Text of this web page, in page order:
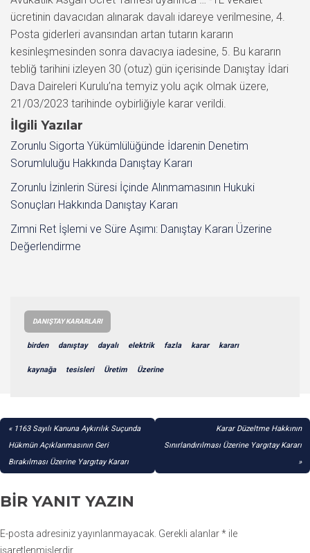
İlgili Yazılar
Zorunlu Sigorta Yükümlülüğünde İdarenin Denetim
Sorumluluğu Hakkında Danıştay Kararı
Zorunlu İzinlerin Süresi İçinde Alınmamasının Hukuki
Sonuçları Hakkında Danıştay Kararı
Zımni Ret İşlemi ve Süre Aşımı: Danıştay Kararı Üzerine
Değerlendirme
DANIŞTAY KARARLARI
birden danıştay dayalı elektrik fazla karar kararı
kaynağa tesisleri Üretim Üzerine
YAZI
GEZINMESI
1163 Sayılı Kanuna Aykırılık Suçunda
Hükmün Açıklanmasının Geri
Bırakılması Üzerine Yargıtay Kararı
Karar Düzeltme Hakkının
Sınırlandırılması Üzerine Yargıtay Kararı
BIR YANIT YAZIN
E-posta adresiniz yayınlanmayacak. Gerekli alanlar* ile
işaretlenmişlerdir